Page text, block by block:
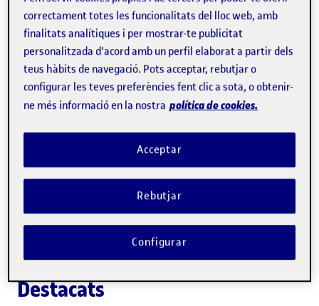
neteja ètnica"
La resident internacional del CCCB i la
UOC és una referent internacional pel
seu treball sobre el terreny a
Cisjordània i la cobertura de la situació
que es viu a la regió
projecte
literatura
Destacats
correctament totes les funcionalitats del lloc web, amb
finalitats analítiques i per mostrar-te publicitat
personalitzada d'acord amb un perfil elaborat a partir dels
teus hàbits de navegació. Pots acceptar, rebutjar o
configurar les teves preferències fent clic a sota, o obtenir-
ne més informació en la nostra política de cookies.
Rebutjar
Acceptar
Configurar